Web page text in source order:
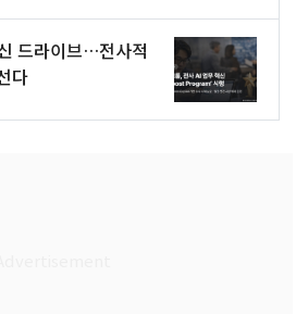
드라이브…전사적
다